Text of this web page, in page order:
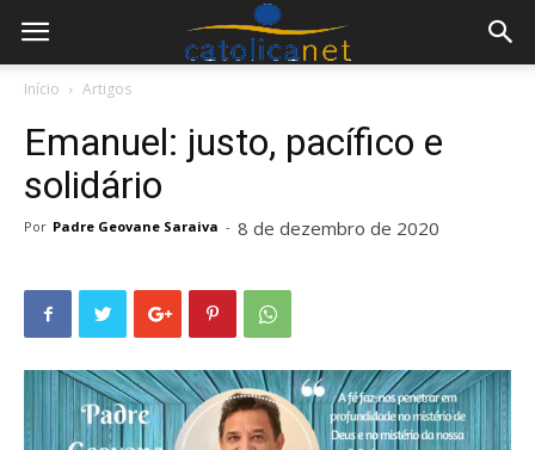
Início Artigos
Emanuel: justo, pacífico e
solidário
Por Padre Geovane Saraiva - 8 de dezembro de 2020